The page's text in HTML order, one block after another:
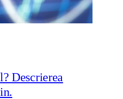
Descrierea